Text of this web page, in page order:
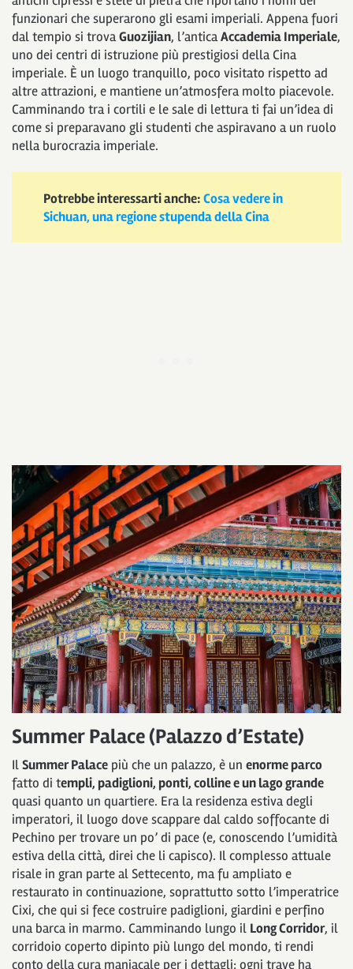
funzionari che superarono gli esami imperiali. Appena fuori
dal tempio si trovaGuozijian, l’anticaAccademia Imperiale,
uno dei centri di istruzione più prestigiosi della Cina
imperiale. È un luogo tranquillo, poco visitato rispetto ad
altre attrazioni, e mantiene un’atmosfera molto piacevole.
Camminando tra i cortili e le sale di lettura ti fai un’idea di
come si preparavano gli studenti che aspiravano a un ruolo
nella burocrazia imperiale.
Potrebbe interessarti anche:Cosa vedere in
Sichuan, una regione stupenda della Cina
Summer Palace (Palazzo d’Estate)
IlSummer Palace più che un palazzo, è un enorme parco
fatto di templi, padiglioni, ponti, colline e un lago grande
quasi quanto un quartiere. Era la residenza estiva degli
imperatori, il luogo dove scappare dal caldo soffocante di
Pechino per trovare un po’ di pace (e, conoscendo l’umidità
estiva della città, direi che li capisco). Il complesso attuale
risale in gran parte al Settecento, ma fu ampliato e
restaurato in continuazione, soprattutto sotto l’imperatrice
Cixi, che qui si fece costruire padiglioni, giardini e perfino
una barca in marmo. Camminando lungo il Long Corridor, il
corridoio coperto dipinto più lungo del mondo, ti rendi
conto della cura maniacale per i dettagli: ogni trave ha